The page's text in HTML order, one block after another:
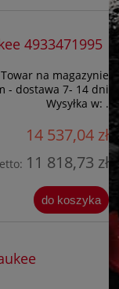
4933471995
Towar na magazynie
- dostawa 7- 14 dni
Wysyłka w: .
14 537,04 zł
11 818,73 zł
do koszyka